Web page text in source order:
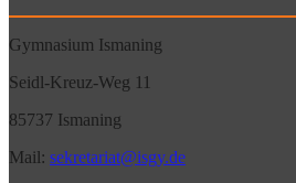
Gymnasium Ismaning
Seidl-Kreuz-Weg 11
85737 Ismaning
Mail: sekretariat@isgy.de